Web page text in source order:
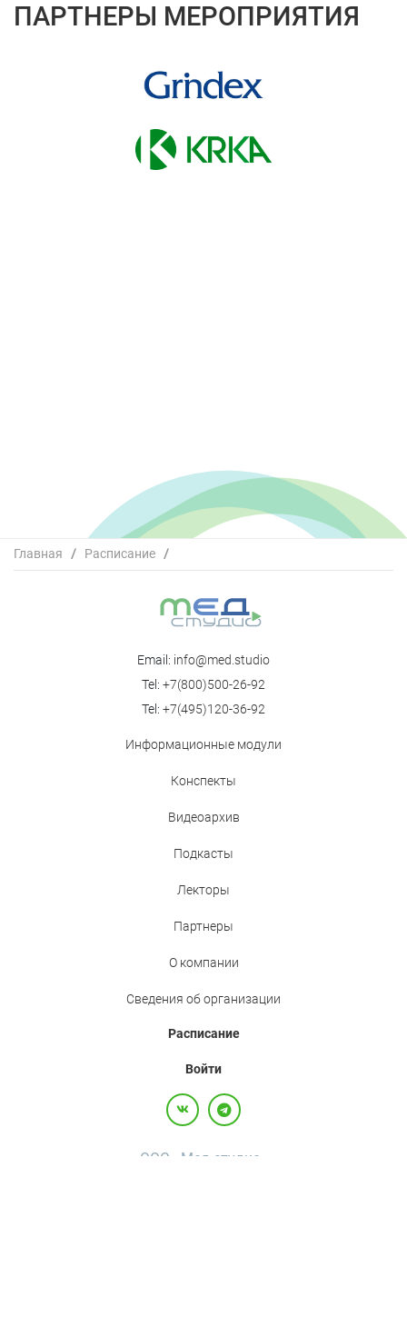
ПАРТНЕРЫ МЕРОПРИЯТИЯ
Главная / Расписание
/
Биопсихосоциальный подход В.М. Бехтерева в
Email: info@med.studio
Tel: +7(800)500-26-92
Tel: +7(495)120-36-92
Информационные модули
Конспекты
Видеоархив
Подкасты
Лекторы
Партнеры
О компании
Сведения об организации
Расписание
Войти
ООО «Мед.студио»